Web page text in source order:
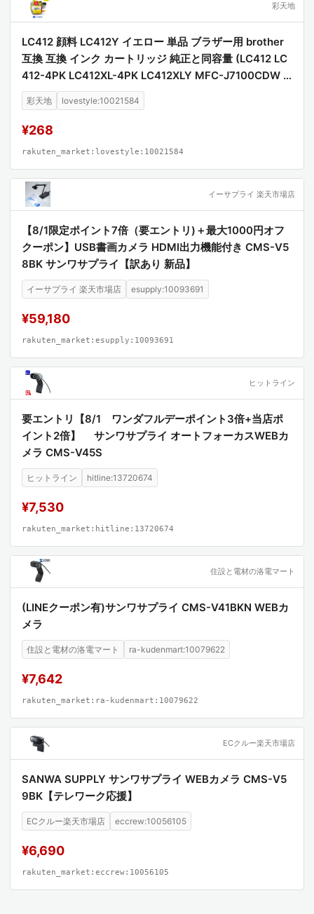
彩天地
LC412 顔料 LC412Y イエロー 単品 ブラザー用 brother
互換 互換 インク カートリッジ 純正と同容量 (LC412 LC
412-4PK LC412XL-4PK LC412XLY MFC-J7100CDW L
C 412 MFC-J7300CDW MFCJ7100CDW MFCJ7300C
DW)
彩天地 lovestyle:10021584
¥268
rakuten_market:lovestyle:10021584
イーサプライ 楽天市場店
【8/1限定ポイント7倍（要エントリ)＋最大1000円オフ
クーポン】USB書画カメラ HDMI出力機能付き CMS-V5
8BK サンワサプライ【訳あり 新品】
イーサプライ 楽天市場店 esupply:10093691
¥59,180
rakuten_market:esupply:10093691
ヒットライン
要エントリ【8/1 ワンダフルデーポイント3倍+当店ポ
イント2倍】 サンワサプライ オートフォーカスWEBカ
メラ CMS-V45S
ヒットライン hitline:13720674
¥7,530
rakuten_market:hitline:13720674
住設と電材の洛電マート
(LINEクーポン有)サンワサプライ CMS-V41BKN WEBカ
メラ
住設と電材の洛電マート ra-kudenmart:10079622
¥7,642
rakuten_market:ra-kudenmart:10079622
ECクルー楽天市場店
SANWA SUPPLY サンワサプライ WEBカメラ CMS-V5
9BK【テレワーク応援】
ECクルー楽天市場店 eccrew:10056105
¥6,690
rakuten_market:eccrew:10056105